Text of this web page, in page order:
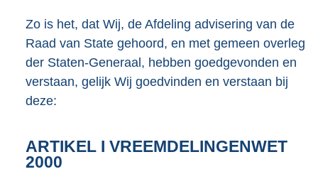
Zo is het, dat Wij, de Afdeling advisering van de
Raad van State gehoord, en met gemeen overleg
der Staten-Generaal, hebben goedgevonden en
verstaan, gelijk Wij goedvinden en verstaan bij
deze:
ARTIKEL I VREEMDELINGENWET
2000